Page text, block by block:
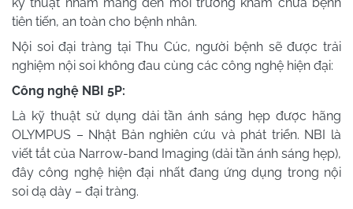
tiên tiến, an toàn cho bệnh nhân.
Nội soi đại tràng tại Thu Cúc, người bệnh sẽ được trải
nghiệm nội soi không đau cùng các công nghệ hiện đại:
Công nghệ NBI 5P:
Là kỹ thuật sử dụng dải tần ánh sáng hẹp được hãng
OLYMPUS – Nhật Bản nghiên cứu và phát triển. NBI là
viết tắt của Narrow-band Imaging (dải tần ánh sáng hẹp),
đây công nghệ hiện đại nhất đang ứng dụng trong nội
soi dạ dày – đại tràng.